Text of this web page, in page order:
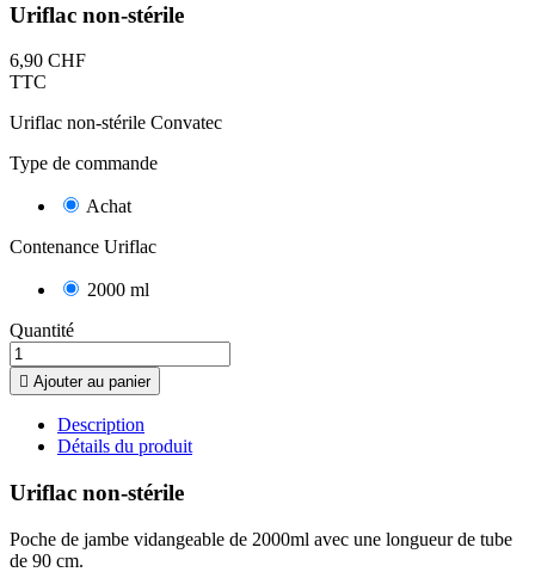
Uriflac non-stérile
6,90 CHF
TTC
Uriflac non-stérile Convatec
Type de commande
Achat
Contenance Uriflac
2000 ml
Quantité
 Ajouter au panier
Description
Détails du produit
Uriflac non-stérile
Poche de jambe vidangeable de 2000ml avec une longueur de tube
de 90 cm.